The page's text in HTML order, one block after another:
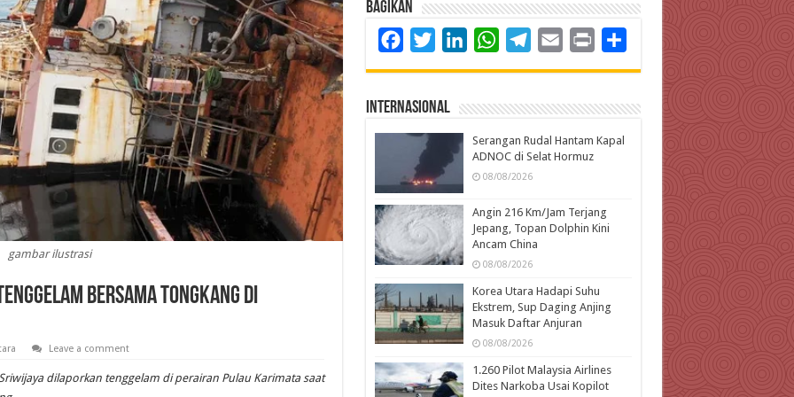
gambar ilustrasi
Bersama Tongkang di
Leave a comment
dilaporkan tenggelam di perairan Pulau Karimata saat
Bagikan
FacebookTwitterLinkedInWhatsAppTelegram
Email Print
Internasional
Serangan Rudal Hantam Kapal
ADNOC di Selat Hormuz
08/08/2026
Angin 216 Km/Jam Terjang
Jepang, Topan Dolphin Kini
Ancam China
08/08/2026
Korea Utara Hadapi Suhu
Ekstrem, Sup Daging Anjing
Masuk Daftar Anjuran
08/08/2026
1.260 Pilot Malaysia Airlines
Dites Narkoba Usai Kopilot